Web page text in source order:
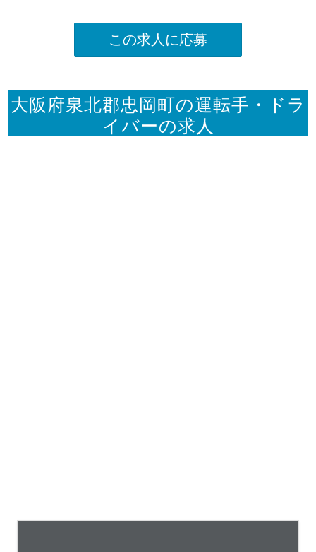
この求人に応募
大阪府泉北郡忠岡町の運転手・ドラ
イバーの求人